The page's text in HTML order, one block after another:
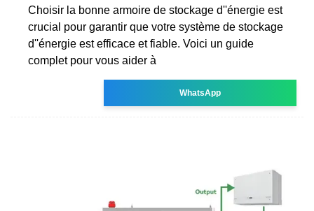
Choisir la bonne armoire de stockage d''énergie est
crucial pour garantir que votre système de stockage
d''énergie est efficace et fiable. Voici un guide
complet pour vous aider à
WhatsApp